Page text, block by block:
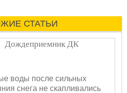
СТАТЬИ
Дождеприемник ДК
воды после сильных
снега не скапливались